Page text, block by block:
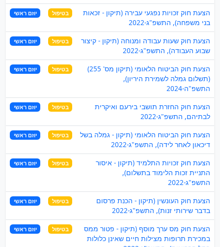
הצעת חוק זכויות נפגעי עבירה (תיקון - זכאות
בני משפחה), התשפ"ג-2022
בטיפול יוזם ראשי
הצעת חוק שעות עבודה ומנוחה (תיקון - קיצור
שבוע העבודה), התשפ"ג-2022
בטיפול יוזם ראשי
הצעת חוק הביטוח הלאומי (תיקון מס' 255)
(תשלום גמלה לשמירת היריון),
התשפ"ה-2024
בטיפול יוזם ראשי
הצעת חוק החזרת תושבי בירעם ואיקרית
לבתיהם, התשפ"ג-2022
בטיפול יוזם ראשי
הצעת חוק הביטוח הלאומי (תיקון - גמלה בשל
דיכאון לאחר לידה), התשפ"ג-2022
בטיפול יוזם ראשי
הצעת חוק זכויות התלמיד (תיקון - איסור
התניית זכות הלימוד בתשלום),
התשפ"ג-2022
בטיפול יוזם ראשי
הצעת חוק העונשין (תיקון - הכנת פרסום
בדבר שירותי זנות), התשפ"ג-2022
בטיפול יוזם ראשי
הצעת חוק מס ערך מוסף (תיקון - פטור ממס
במכירת תרופות מצילות חיים שאינן כלולות
בטיפול יוזם ראשי